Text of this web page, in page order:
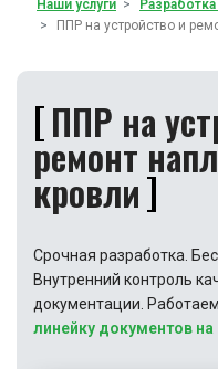
Наши услуги
ППР на устройство и
ППР на
ремонт
кровли
Срочная разработка.
Внутренний контроль
документации.
линейку документов